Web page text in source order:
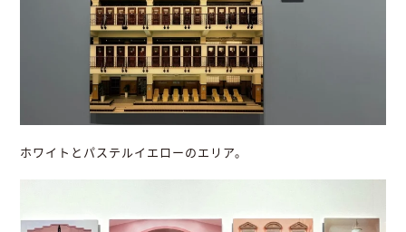
ホワイトとパステルイエローのエリア。